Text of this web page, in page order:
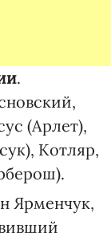
.
(Арлет),
Котляр,
Ярменчук,